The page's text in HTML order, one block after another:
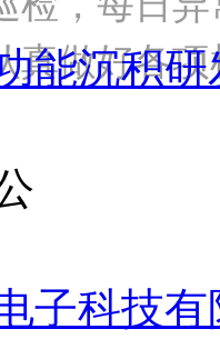
真做好各
能沉积
子科技有